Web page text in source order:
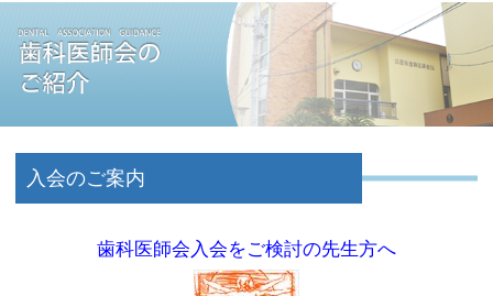
入会のご案内
歯科医師会入会をご検討の先生方へ